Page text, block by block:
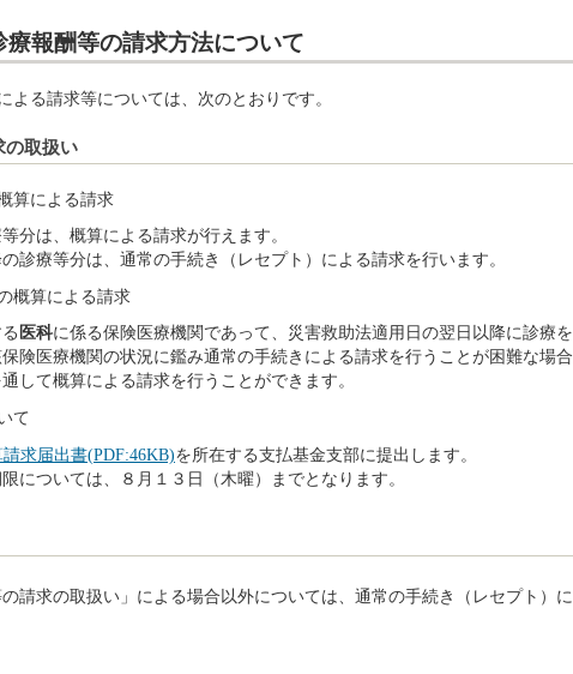
報酬等の請求方法について
よる請求等については、次のとおりです。
の取扱い
算による請求
分は、概算による請求が行えます。
診療等分は、通常の手続き（レセプト）による請求を行います。
概算による請求
医科に係る保険医療機関であって、災害救助法適用日の翌日以降に診療を
険医療機関の状況に鑑み通常の手続きによる請求を行うことが困難な場合
して概算による請求を行うことができます。
て
求届出書(PDF:46KB)を所在する支払基金支部に提出します。
については、８月１３日（木曜）までとなります。
請求の取扱い」による場合以外については、通常の手続き（レセプト）に